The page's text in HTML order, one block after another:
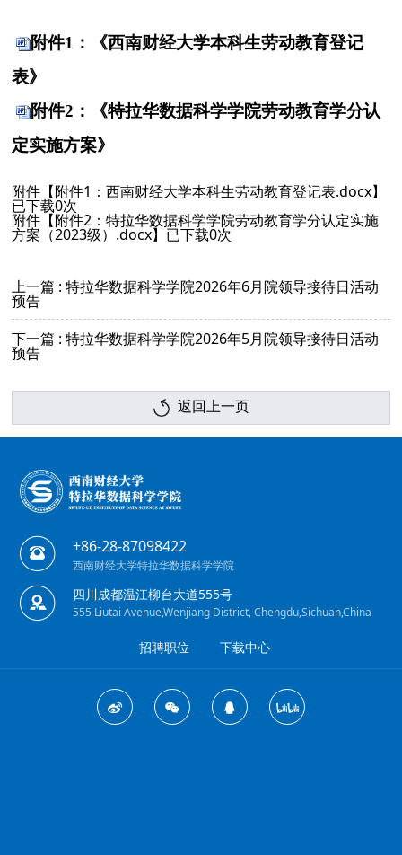
附件1：《西南财经大学本科生劳动教育登记
表》
附件2：《特拉华数据科学学院劳动教育学分认
定实施方案》
附件【附件1：西南财经大学本科生劳动教育登记表.docx】
已下载0次
附件【附件2：特拉华数据科学学院劳动教育学分认定实施
方案（2023级）.docx】已下载0次
上一篇 : 特拉华数据科学学院2026年6月院领导接待日活动
预告
下一篇 : 特拉华数据科学学院2026年5月院领导接待日活动
预告
返回上一页
+86-28-87098422
西南财经大学特拉华数据科学学院
四川成都温江柳台大道555号
555 Liutai Avenue,Wenjiang District, Chengdu,Sichuan,China
招聘职位 下载中心